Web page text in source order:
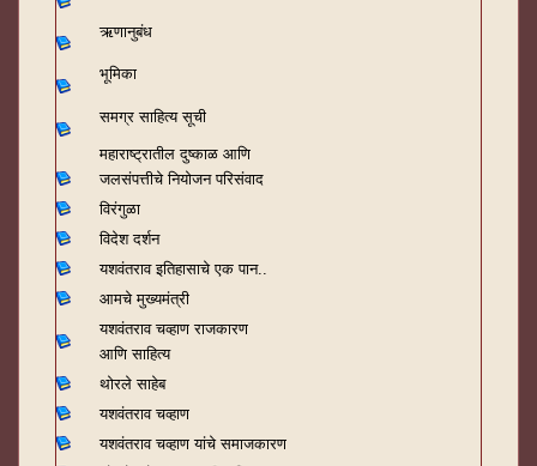
ऋणानुबंध
भूमिका
समग्र साहित्य सूची
महाराष्ट्रातील दुष्काळ आणि
जलसंपत्तीचे नियोजन परिसंवाद
विरंगुळा
विदेश दर्शन
यशवंतराव इतिहासाचे एक पान..
आमचे मुख्यमंत्री
यशवंतराव चव्हाण राजकारण
आणि साहित्य
थोरले साहेब
यशवंतराव चव्हाण
यशवंतराव चव्हाण यांचे समाजकारण